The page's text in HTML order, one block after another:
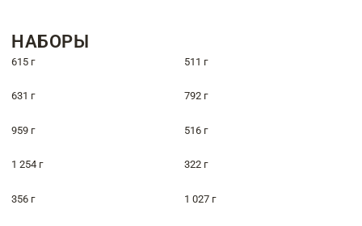
НАБОРЫ
615 г 511 г
631 г 792 г
959 г 516 г
1 254 г 322 г
356 г 1 027 г